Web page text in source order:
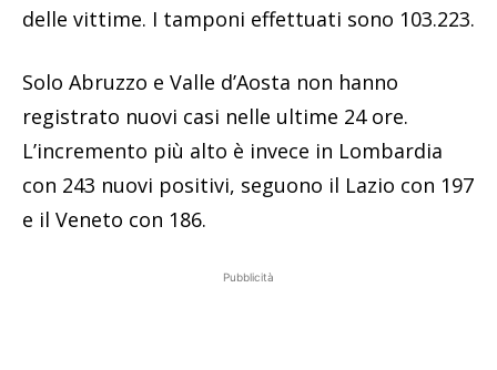
delle vittime. I tamponi effettuati sono 103.223.
Solo Abruzzo e Valle d’Aosta non hanno
registrato nuovi casi nelle ultime 24 ore.
L’incremento più alto è invece in Lombardia
con 243 nuovi positivi, seguono il Lazio con 197
e il Veneto con 186.
Pubblicità